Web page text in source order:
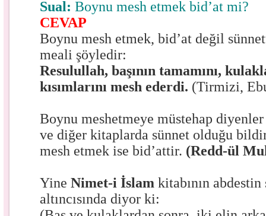
Sual: Boynu mesh etmek bid’at mi?
CEVAP
Boynu mesh etmek, bid’at değil
meali şöyledir:
Resulullah, başının tamamını,
kısımlarını mesh ederdi. (Tirmizi,
Boynu meshetmeye müstehap
ve diğer kitaplarda sünnet olduğu
mesh etmek ise bid’attir. (Redd-ül
YineNimet-i İslam kitabının
altıncısında diyor ki: